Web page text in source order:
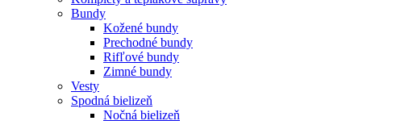
Bundy
Kožené bundy
Prechodné bundy
Rifľové bundy
Zimné bundy
Vesty
Spodná bielizeň
Nočná bielizeň